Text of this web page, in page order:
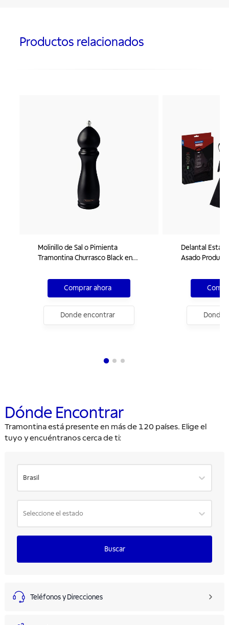
Productos relacionados
Molinillo de Sal o Pimienta
Tramontina Churrasco Black en
Comprar ahora
Donde encontrar
Delantal
Asado
Donde
Dónde Encontrar
Tramontina está presente en más de 120 países. Elige el
tuyo y encuéntranos cerca de ti:
Brasil
Seleccione el estado
Buscar
Teléfonos y Direcciones